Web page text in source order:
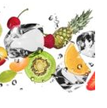
DOJAZD